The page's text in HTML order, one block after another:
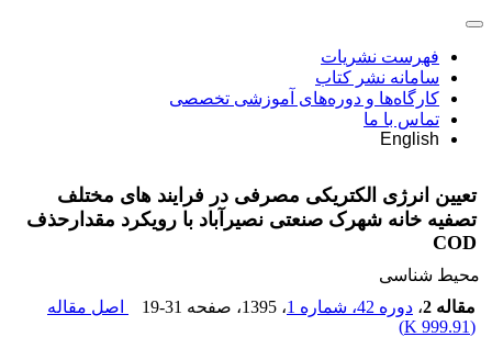
فهرست نشریات
سامانه نشر کتاب
کارگاه‌ها و دوره‌های آموزشی تخصصی
تماس با ما
English
تعیین انرژی الکتریکی مصرفی در فرایند های مختلف
تصفیه خانه شهرک صنعتی نصیرآباد با رویکرد مقدارحذف
COD
محیط شناسی
مقاله 2
، دوره 42، شماره 1 ، 1395 ، صفحه 19-31
اصل مقاله
(
999.91 K
)